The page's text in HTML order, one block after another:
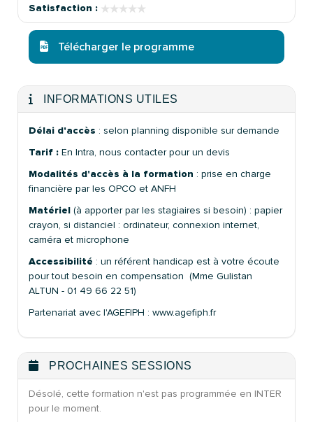
Satisfaction : ★★★★★
★★★★★
Télécharger le programme
INFORMATIONS UTILES
Délai d'accès : selon planning disponible sur demande
Tarif : En Intra, nous contacter pour un devis
Modalités d'accès à la formation : prise en charge
financière par les OPCO et ANFH
Matériel (à apporter par les stagiaires si besoin) : papier
crayon, si distanciel : ordinateur, connexion internet,
caméra et microphone
Accessibilité : un référent handicap est à votre écoute
pour tout besoin en compensation (Mme Gulistan
ALTUN - 01 49 66 22 51)
Partenariat avec l'AGEFIPH : www.agefiph.fr
PROCHAINES SESSIONS
Désolé, cette formation n'est pas programmée en INTER
pour le moment.